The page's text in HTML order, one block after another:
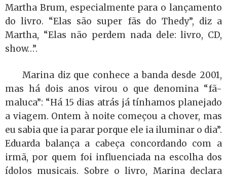
Martha Brum, especialmente para o lançamento
do livro. “Elas são super fãs do Thedy”, diz a
Martha, “Elas não perdem nada dele: livro, CD,
show…”.
Marina diz que conhece a banda desde 2001,
mas há dois anos virou o que denomina “fã-
maluca”: “Há 15 dias atrás já tínhamos planejado
a viagem. Ontem à noite começou a chover, mas
eu sabia que ia parar porque ele ia iluminar o dia”.
Eduarda balança a cabeça concordando com a
irmã, por quem foi influenciada na escolha dos
ídolos musicais. Sobre o livro, Marina declara